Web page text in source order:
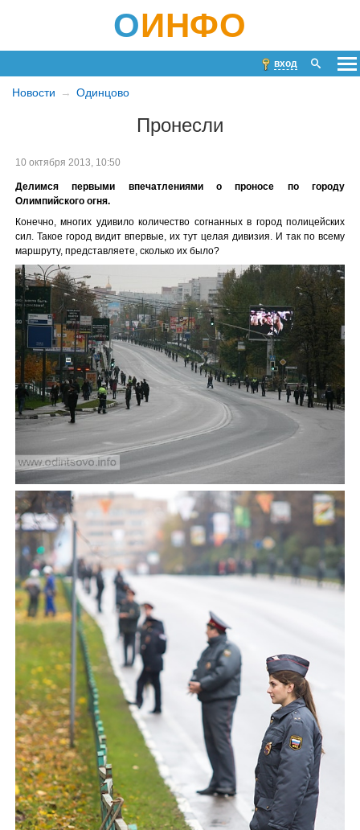
ОИНФО
вход
Новости Одинцово
Пронесли
10 октября 2013, 10:50
Делимся первыми впечатлениями о проносе по городу
Олимпийского огня.
Конечно, многих удивило количество согнанных в город полицейских
сил. Такое город видит впервые, их тут целая дивизия. И так по всему
маршруту, представляете, сколько их было?